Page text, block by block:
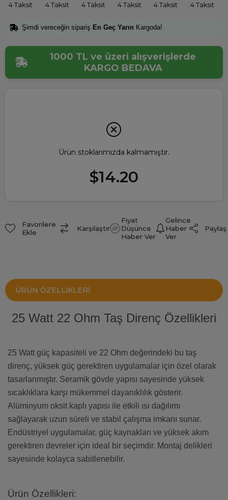
4 Taksit 4 Taksit 4 Taksit 4 Taksit 4 Taksit 4 Taksit
Şimdi vereceğin sipariş En Geç Yarın Kargoda!
1000 TL ve üzeri alışverişlerde
KARGO BEDAVA
Ürün stoklarımızda kalmamıştır.
$14.20
Favorilere
Ekle
Karşılaştır
Fiyat
Düşünce
Haber Ver
Gelince
Haber
Ver
Paylaş
ÜRÜN ÖZELLIKLERI
25 Watt 22 Ohm Taş Direnç Özellikleri
25 Watt güç kapasiteli ve 22 Ohm değerindeki bu taş
direnç, yüksek güç gerektiren uygulamalar için özel olarak
tasarlanmıştır. Seramik gövde yapısı sayesinde yüksek
sıcaklıklara karşı mükemmel dayanıklılık gösterir.
Alüminyum oksit kaplı yapısı ile etkili ısı dağılımı
sağlayarak uzun süreli ve stabil çalışma imkanı sunar.
Endüstriyel uygulamalar, güç kaynakları ve yüksek akım
gerektiren devreler için ideal bir seçimdir. Montaj delikleri
sayesinde kolayca sabitlenebilir.
Ürün Özellikleri: